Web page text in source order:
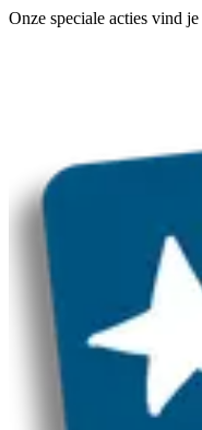
Onze speciale acties vind je